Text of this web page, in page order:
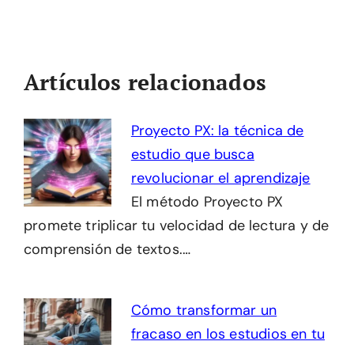
Artículos relacionados
Proyecto PX: la técnica de
estudio que busca
revolucionar el aprendizaje
El método Proyecto PX
promete triplicar tu velocidad de lectura y de
comprensión de textos.…
Cómo transformar un
fracaso en los estudios en tu